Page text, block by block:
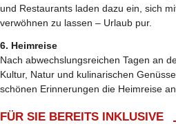
und Restaurants laden dazu ein, sich
verwöhnen zu lassen – Urlaub pur.
6. Heimreise
Nach abwechslungsreichen Tagen an
Kultur, Natur und kulinarischen
schönen Erinnerungen die Heimreise an.
FÜR SIE BEREITS INKLUSIVE